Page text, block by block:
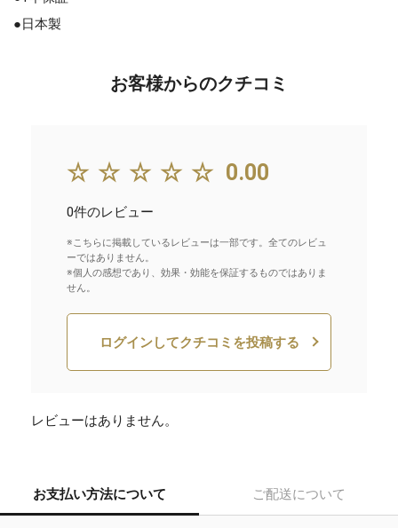
●日本製
お客様からのクチコミ
☆☆☆☆☆ 0.00
0件のレビュー
※こちらに掲載しているレビューは一部です。全てのレビュ
ーではありません。
※個人の感想であり、効果・効能を保証するものではありま
せん。
ログインしてクチコミを投稿する
レビューはありません。
お支払い方法について ご配送について